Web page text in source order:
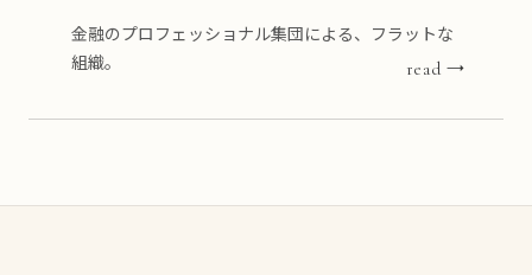
金融のプロフェッショナル集団による、フラットな
組織。
read →